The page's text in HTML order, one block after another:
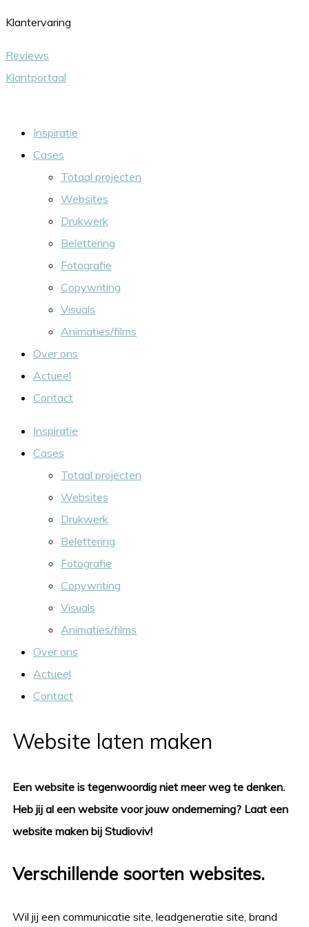
Ga
inhoud
Klantervaring
Reviews
Klantportaal
Inspiratie
Cases
Totaal projecten
Websites
Drukwerk
Belettering
Fotografie
Copywriting
Visuals
Animaties/films
Over ons
Actueel
Contact
Inspiratie
Cases
Totaal projecten
Websites
Drukwerk
Belettering
Fotografie
Copywriting
Visuals
Animaties/films
Over ons
Actueel
Contact
Website laten maken
Een website is tegenwoordig niet meer weg te denken.
Heb jij al een website voor jouw onderneming? Laat een
website maken bij Studioviv!
Verschillende soorten websites.
Wil jij een communicatie site, leadgeneratie site, brand